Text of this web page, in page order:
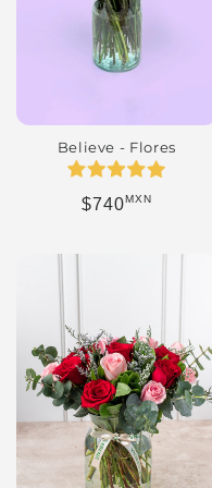
Believe - Flores
Precio habitual
$740MXN